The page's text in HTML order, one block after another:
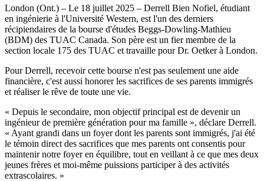
London (Ont.) – Le 18 juillet 2025 – Derrell Bien Nofiel, étudiant
en ingénierie à l'Université Western, est l'un des derniers
récipiendaires de la bourse d'études Beggs-Dowling-Mathieu
(BDM) des TUAC Canada. Son père est un fier membre de la
section locale 175 des TUAC et travaille pour Dr. Oetker à London.
Pour Derrell, recevoir cette bourse n'est pas seulement une aide
financière, c'est aussi honorer les sacrifices de ses parents immigrés
et réaliser le rêve de toute une vie.
« Depuis le secondaire, mon objectif principal est de devenir un
ingénieur de première génération pour ma famille », déclare Derrell.
« Ayant grandi dans un foyer dont les parents sont immigrés, j'ai été
le témoin direct des sacrifices que mes parents ont consentis pour
maintenir notre foyer en équilibre, tout en veillant à ce que mes deux
jeunes frères et moi-même puissions participer à des activités
extrascolaires. »